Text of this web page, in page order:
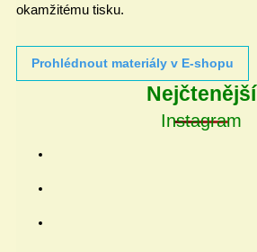
okamžitému tisku.
Prohlédnout materiály v E-shopu
Nejčtenější
Instagram